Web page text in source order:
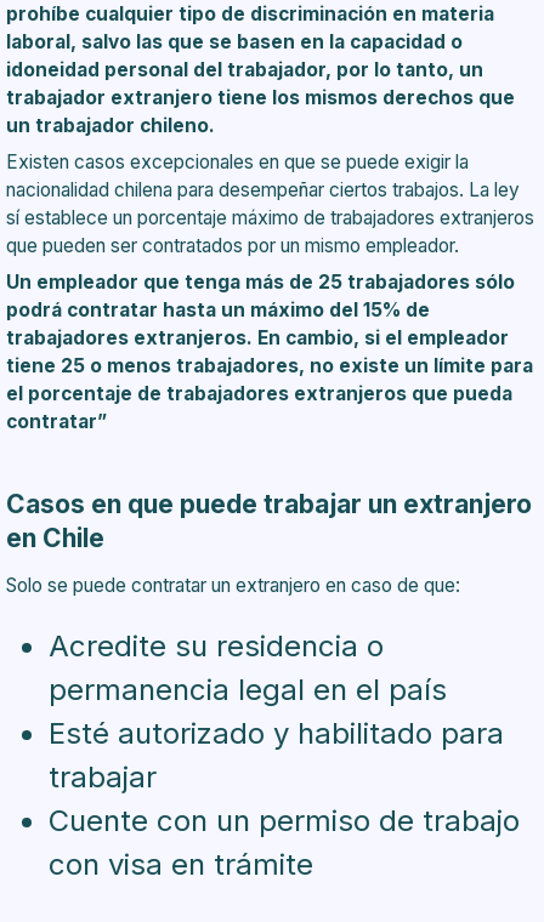
¿Qué debo hacer si tenía un contrato de trabajo,
pero se le puso término?
¿Puedo trabajar en Chile si tengo visa de turista?
¿Qué debe hacer el extranjero después de que
obtuvo la visa o permanencia?
¿Qué pasa si el trabajador tenía visa, pero se le
venció?
¿Qué pasa si el trabajador tiene visa sujeta a
contrato y el contrato de trabajo termina antes de
la vigencia de la Visa o mientras se tramita la
permanencia definitiva?
¿Cómo puedo pagar las cotizaciones previsionales
de los trabajadores extranjeros que, teniendo
autorización para trabajar, aún no cuentan con
cédula de identidad?
¿Cómo puedo pagar la remuneración del trabajador
¿Me pueden fiscalizar?
prohíbe cualquier tipo de discriminación en materia
laboral, salvo las que se basen en la capacidad o
idoneidad personal del trabajador, por lo tanto, un
trabajador extranjero tiene los mismos derechos que
un trabajador chileno.
Existen casos excepcionales en que se puede exigir la
nacionalidad chilena para desempeñar ciertos trabajos. La ley
sí establece un porcentaje máximo de trabajadores extranjeros
que pueden ser contratados por un mismo empleador.
Un empleador que tenga más de 25 trabajadores sólo
podrá contratar hasta un máximo del 15% de
trabajadores extranjeros. En cambio, si el empleador
tiene 25 o menos trabajadores, no existe un límite para
el porcentaje de trabajadores extranjeros que pueda
contratar”
Casos en que puede trabajar un extranjero
en Chile
Solo se puede contratar un extranjero en caso de que:
Acredite su residencia o
permanencia legal en el país
Esté autorizado y habilitado para
trabajar
Cuente con un permiso de trabajo
con visa en trámite